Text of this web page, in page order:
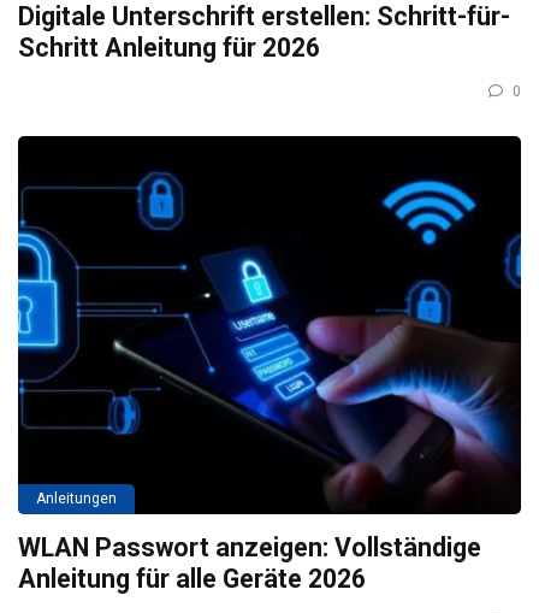
Digitale Unterschrift erstellen: Schritt-für-
Schritt Anleitung für 2026
0
Anleitungen
WLAN Passwort anzeigen: Vollständige
Anleitung für alle Geräte 2026